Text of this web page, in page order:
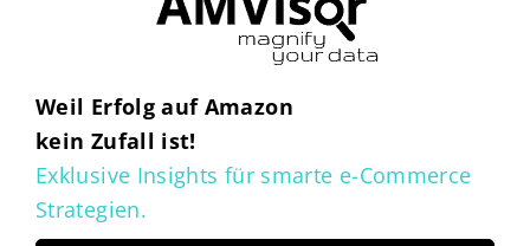
Weil Erfolg auf Amazon
kein Zufall ist!
Exklusive Insights für smarte e-Commerce
Strategien.